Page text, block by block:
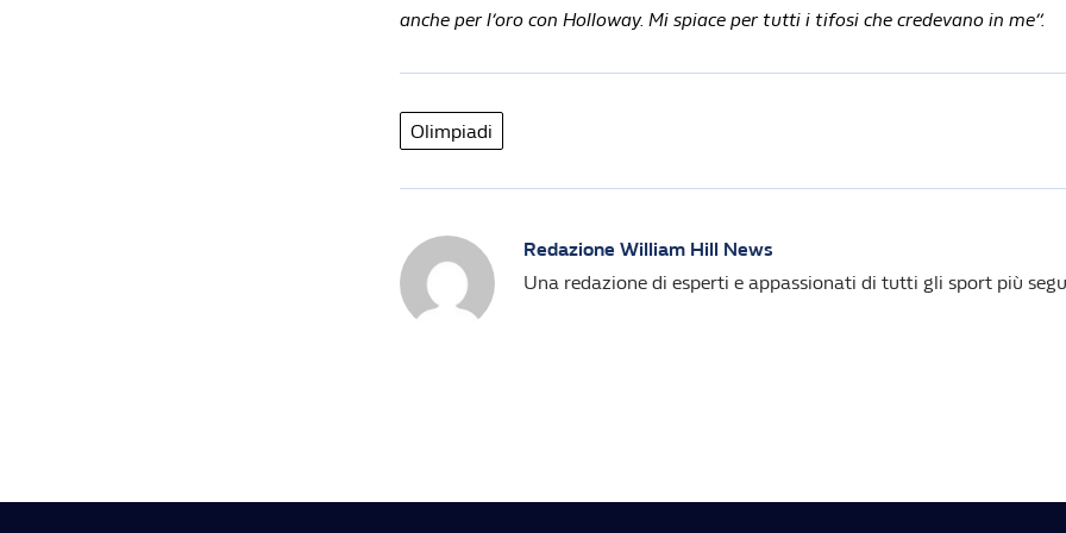
anche per l’oro con Holloway. Mi spiace per tutti i tifosi che credevano in me”.
Olimpiadi
Redazione William Hill News
Una redazione di esperti e appassionati di tutti gli sport più